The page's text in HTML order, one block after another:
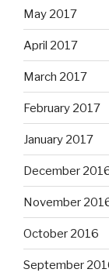
May 2017
April 2017
March 2017
February 2017
January 2017
December
November
October 2016
September